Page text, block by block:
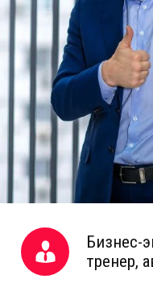
Бизнес-
тренер,